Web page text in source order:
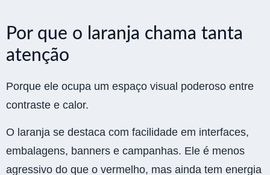
Por que o laranja chama tanta
atenção
Porque ele ocupa um espaço visual poderoso entre
contraste e calor.
O laranja se destaca com facilidade em interfaces,
embalagens, banners e campanhas. Ele é menos
agressivo do que o vermelho, mas ainda tem energia